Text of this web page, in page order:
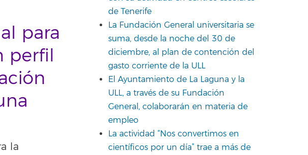
para
perfil
la
de Tenerife
La Fundación General universitaria se
suma, desde la noche del 30 de
diciembre, al plan de contención del
gasto corriente de la ULL
El Ayuntamiento de La Laguna y la
ULL, a través de su Fundación
General, colaborarán en materia de
empleo
La actividad “Nos convertimos en
científicos por un día” trae a más de